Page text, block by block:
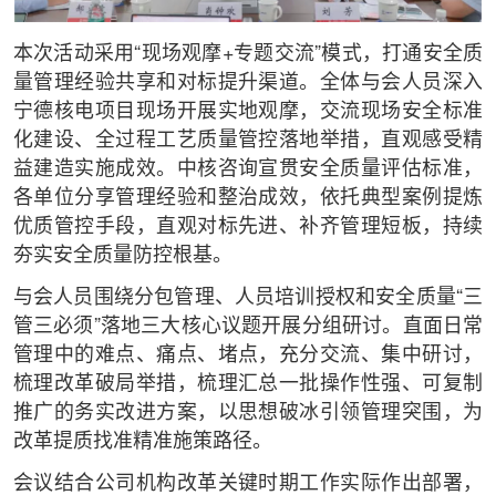
本次活动采用“现场观摩+专题交流”模式，打通安全质
量管理经验共享和对标提升渠道。全体与会人员深入
宁德核电项目现场开展实地观摩，交流现场安全标准
化建设、全过程工艺质量管控落地举措，直观感受精
益建造实施成效。中核咨询宣贯安全质量评估标准，
各单位分享管理经验和整治成效，依托典型案例提炼
优质管控手段，直观对标先进、补齐管理短板，持续
夯实安全质量防控根基。
与会人员围绕分包管理、人员培训授权和安全质量“三
管三必须”落地三大核心议题开展分组研讨。直面日常
管理中的难点、痛点、堵点，充分交流、集中研讨，
梳理改革破局举措，梳理汇总一批操作性强、可复制
推广的务实改进方案，以思想破冰引领管理突围，为
改革提质找准精准施策路径。
会议结合公司机构改革关键时期工作实际作出部署，